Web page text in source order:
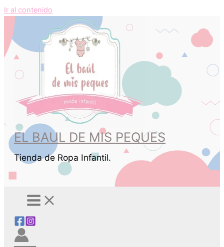
Ir al contenido
EL BAUL DE MIS PEQUES
Tienda de Ropa Infantil.